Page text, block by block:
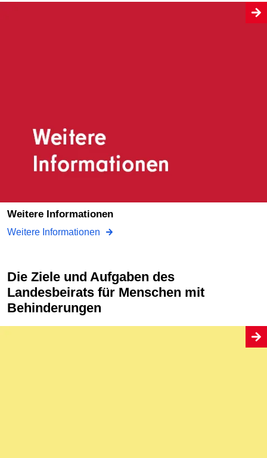
Weitere Informationen
Weitere Informationen
Die Ziele und Aufgaben des
Landesbeirats für Menschen mit
Behinderungen